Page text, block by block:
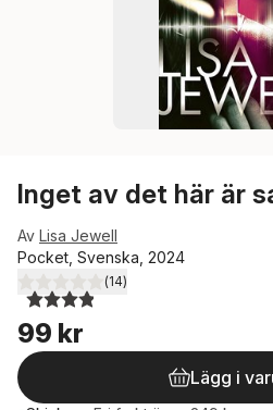
Inget av det här är
Av Lisa Jewell
Pocket, Svenska, 2024
3,9utav 5 stjärnor. Totalt antal röster:
(14)
99 kr
Lägg i